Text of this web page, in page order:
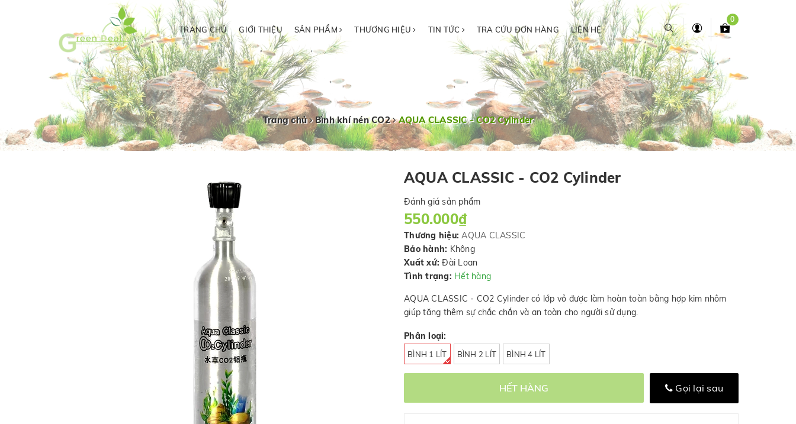
TRANG CHỦ GIỚI THIỆU SẢN PHẨM THƯƠNG HIỆU TIN TỨC TRA CỨU ĐƠN HÀNG LIÊN HỆ
0
Trang chủ Bình khí nén CO2 AQUA CLASSIC - CO2 Cylinder
AQUA CLASSIC - CO2 Cylinder
Đánh giá sản phẩm
550.000₫
Thương hiệu: AQUA CLASSIC
Bảo hành: Không
Xuất xứ: Đài Loan
Tình trạng: Hết hàng
AQUA CLASSIC - CO2 Cylinder có lớp vỏ được làm hoàn toàn bằng hợp kim nhôm
giúp tăng thêm sự chắc chắn và an toàn cho người sử dụng.
Phân loại:
BÌNH 1 LÍT BÌNH 2 LÍT BÌNH 4 LÍT
HẾT HÀNG Gọi lại sau